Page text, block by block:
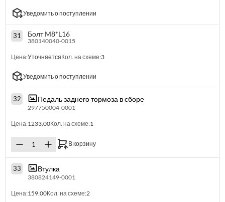
Уведомить о поступлении
31 Болт M8*L16
380140040-0015
Цена:УточняетсяКол. на схеме:3
Уведомить о поступлении
32 Педаль заднего тормоза в сборе
297750004-0001
Цена:1233.00Кол. на схеме:1
В корзину
33 Втулка
380824149-0001
Цена:159.00Кол. на схеме:2